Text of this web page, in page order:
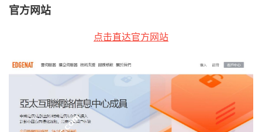
官方网站
点击直达官方网站